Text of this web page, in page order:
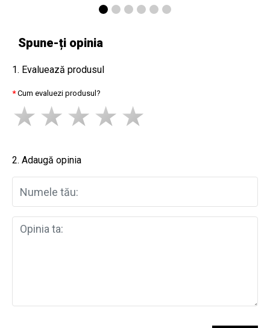
Spune-ți opinia
1. Evaluează produsul
Cum evaluezi produsul?
2. Adaugă opinia